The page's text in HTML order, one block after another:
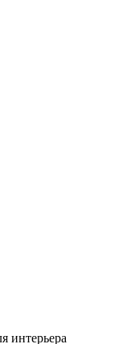
интерьера